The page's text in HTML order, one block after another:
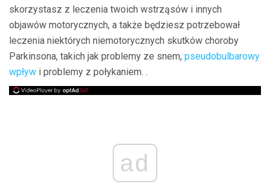
skorzystasz z leczenia twoich wstrząsów i innych
objawów motorycznych, a także będziesz potrzebował
leczenia niektórych niemotorycznych skutków choroby
Parkinsona, takich jak problemy ze snem, pseudobulbarowy
wpływ i problemy z połykaniem. .
ad